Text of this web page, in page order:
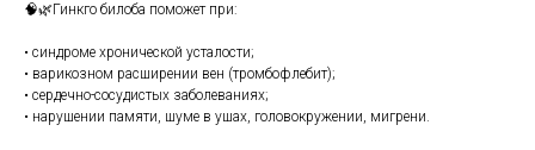
🧠🌿Гинкго билоба поможет при:
• синдроме хронической усталости;
• варикозном расширении вен (тромбофлебит);
• сердечно-сосудистых заболеваниях;
• нарушении памяти, шуме в ушах, головокружении, мигрени.